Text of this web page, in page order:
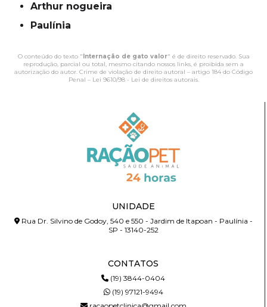
Arthur nogueira
Paulínia
O conteúdo do texto " Internação de gato valor" é de direito reservado. Sua
reprodução, parcial ou total, mesmo citando nossos links, é proibida sem a
autorização do autor. Crime de violação de direito autoral – artigo 184 do Código
Penal – Lei 9610/98 - Lei de direitos autorais.
UNIDADE
Rua Dr. Silvino de Godoy, 540 e 550 - Jardim de Itapoan - Paulínia -
SP - 13140-252
CONTATOS
(19) 3844-0404
(19) 97121-9494